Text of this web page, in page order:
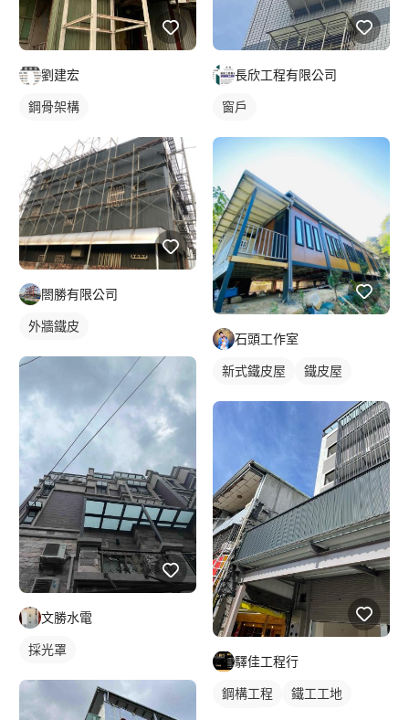
劉建宏
鋼骨架構
閤勝有限公司
外牆鐵皮
文勝水電
採光罩
長欣工程有限公司
窗戶
石頭工作室
新式鐵皮屋 鐵皮屋
驛佳工程行
鋼構工程
鐵工工地